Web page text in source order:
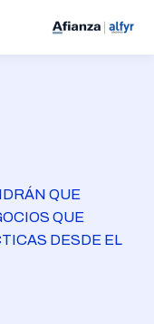
QUE
QUE
DESDE EL